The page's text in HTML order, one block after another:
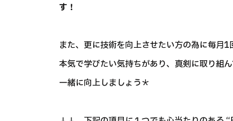
す！
また、更に技術を向上させたい方の為に毎月1
本気で学びたい気持ちがあり、真剣に取り組
一緒に向上しましょう＊